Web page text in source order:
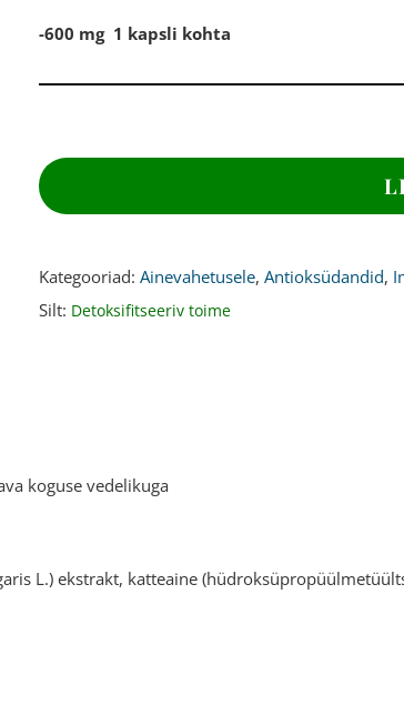
-600 mg 1 kapsli kohta
EKSTRAKT,
mg,
kogus
Kategooriad: Ainevahetusele, Antioksüdandid,
Silt: Detoksifitseeriv toime
koguse vedelikuga
L.) ekstrakt, katteaine